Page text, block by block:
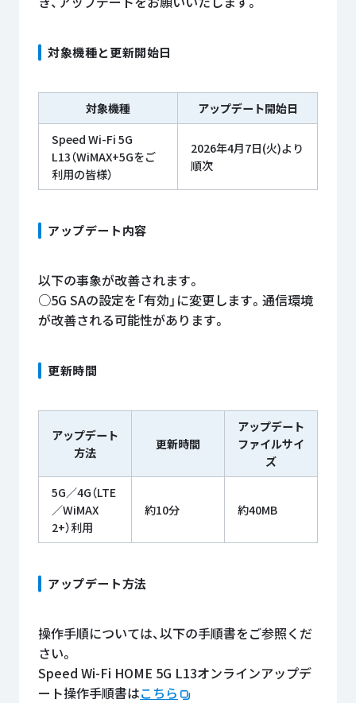
対象機種と更新開始日
対象機種
アップデート開始日
Speed Wi-Fi 5G
L13（WiMAX+5Gをご
利用の皆様）
2026年4月7日(火)より
順次
アップデート内容
以下の事象が改善されます。
○5G SAの設定を「有効」に変更します。通信環境
が改善される可能性があります。
更新時間
アップデート
方法
更新時間
アップデート
ファイルサイ
ズ
5G／4G（LTE
／WiMAX
2+）利用
約10分 約40MB
アップデート方法
操作手順については、以下の手順書をご参照くだ
さい。
Speed Wi-Fi HOME 5G L13オンラインアップデ
ート操作手順書はこちら